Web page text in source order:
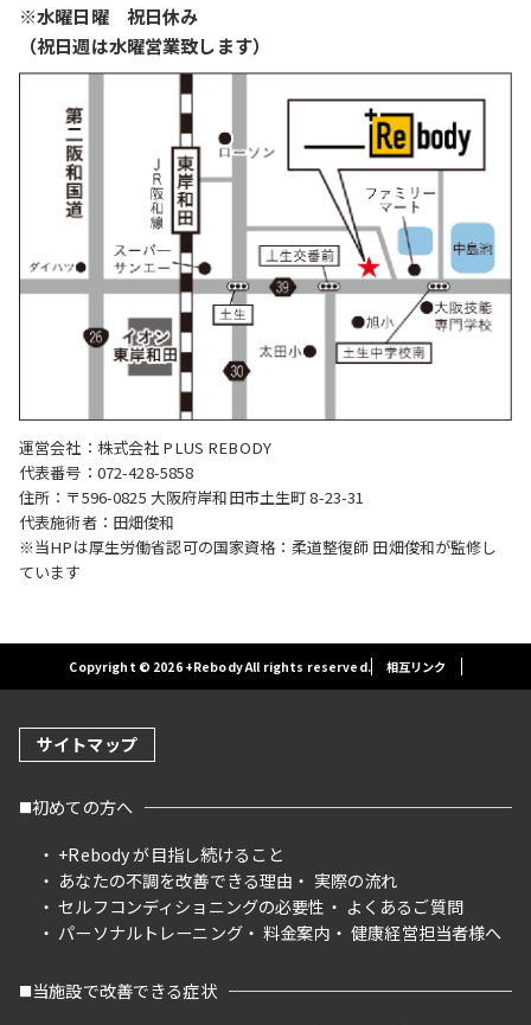
※水曜日曜 祝日休み
（祝日週は水曜営業致します）
運営会社：株式会社 PLUS REBODY
代表番号：072-428-5858
住所：〒596-0825 大阪府岸和田市土生町 8-23-31
代表施術者：田畑俊和
※当HPは厚生労働省認可の国家資格：柔道整復師 田畑俊和が監修し
ています
Copyright © 2026 +Rebody All rights reserved. 相互リンク
サイトマップ
初めての方へ
+Rebody が目指し続けること
あなたの不調を改善できる理由
実際の流れ
セルフコンディショニングの必要性
よくあるご質問
パーソナルトレーニング
料金案内 健康経営担当者様へ
当施設で改善できる症状